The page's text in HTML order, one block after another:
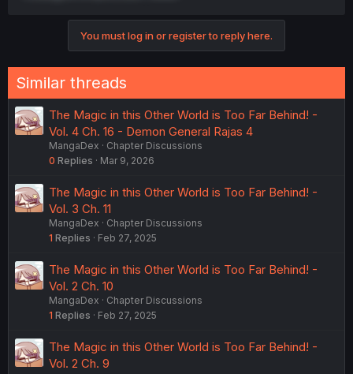
You must log in or register to reply here.
Similar threads
The Magic in this Other World is Too Far Behind! -
Vol. 4 Ch. 16 - Demon General Rajas 4
MangaDex
Chapter Discussions
0 Replies Mar 9, 2026
The Magic in this Other World is Too Far Behind! -
Vol. 3 Ch. 11
MangaDex
Chapter Discussions
1 Replies Feb 27, 2025
The Magic in this Other World is Too Far Behind! -
Vol. 2 Ch. 10
MangaDex
Chapter Discussions
1 Replies Feb 27, 2025
The Magic in this Other World is Too Far Behind! -
Vol. 2 Ch. 9